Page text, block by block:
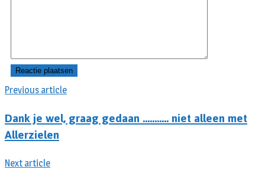
Previous article
Dank je wel, graag gedaan ……….. niet alleen met
Allerzielen
Next article